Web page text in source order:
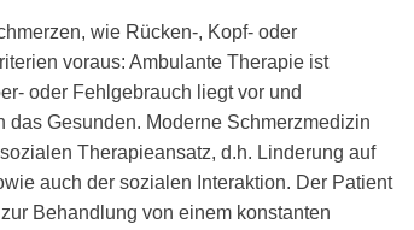
wie Rücken-, Kopf- oder
voraus: Ambulante Therapie ist
oder Fehlgebrauch liegt vor und
Gesunden. Moderne Schmerzmedizin
Therapieansatz, d.h. Linderung auf
auch der sozialen Interaktion. Der Patient
Behandlung von einem konstanten